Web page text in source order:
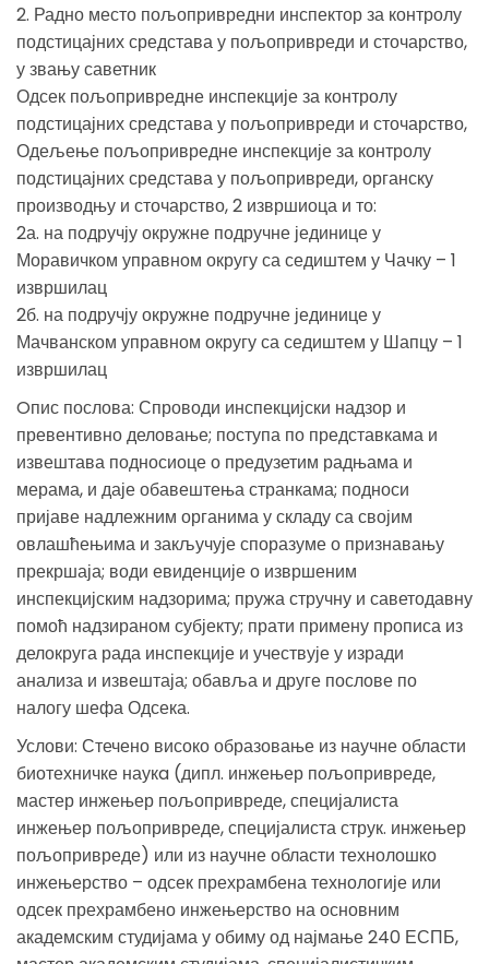
2. Радно место пољопривредни инспектор за контролу
подстицајних средстава у пољопривреди и сточарство,
у звању саветник
Одсек пољопривредне инспекције за контролу
подстицајних средстава у пољопривреди и сточарство,
Одељење пољопривредне инспекције за контролу
подстицајних средстава у пољопривреди, органску
производњу и сточарство, 2 извршиоца и то:
2а. на подручју окружне подручне јединице у
Моравичком управном округу са седиштем у Чачку – 1
извршилац
2б. на подручју окружне подручне јединице у
Мачванском управном округу са седиштем у Шапцу – 1
извршилац
Oпис послова: Спроводи инспекцијски надзор и
превентивно деловање; поступа по представкама и
извештава подносиоце о предузетим радњама и
мерама, и даје обавештења странкама; подноси
пријаве надлежним органима у складу са својим
овлашћењима и закључује споразуме о признавању
прекршаја; води евиденције о извршеним
инспекцијским надзорима; пружа стручну и саветодавну
помоћ надзираном субјекту; прати примену прописа из
делокруга рада инспекције и учествује у изради
анализа и извештаја; обавља и друге послове по
налогу шефа Одсека.
Услови: Стечено високо образовање из научне области
биотехничке наукa (дипл. инжењер пољопривреде,
мастер инжењер пољопривреде, специјалиста
инжењер пољопривреде, специјалиста струк. инжењер
пољопривреде) или из научне области технолошко
инжењерство – одсек прехрамбена технологије или
одсек прехрамбено инжењерство на основним
академским студијама у обиму од најмање 240 ЕСПБ,